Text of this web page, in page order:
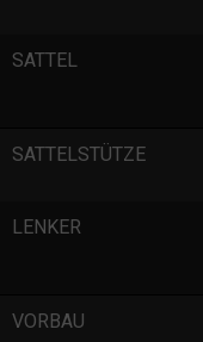
SATTEL
SATTELSTÜTZE
LENKER
VORBAU